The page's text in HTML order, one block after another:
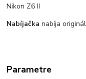
Nikon Z6 II
Nabíjačka nabíja
Parametre